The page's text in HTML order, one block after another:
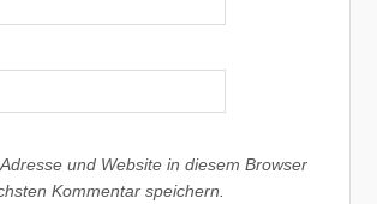
und Website in diesem Browser
Kommentar speichern.